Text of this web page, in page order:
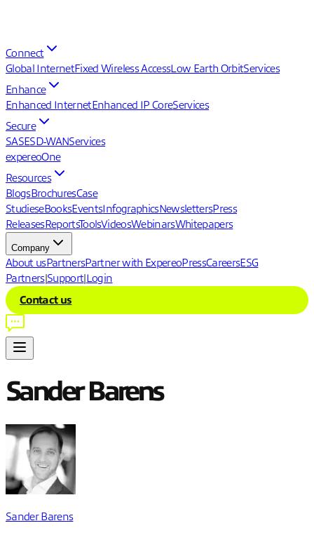
Connect
Global InternetFixed Wireless AccessLow Earth OrbitServices
Enhance
Enhanced InternetEnhanced IP CoreServices
Secure
SASESD-WANServices
expereoOne
Resources
BlogsBrochuresCase
StudieseBooksEventsInfographicsNewslettersPress
ReleasesReportsToolsVideosWebinarsWhitepapers
Company
About usPartnersPartner with ExpereoPressCareersESG
Partners|Support|Login
Contact us
Sander Barens
Sander Barens